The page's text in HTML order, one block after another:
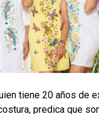
tiene 20 años de
predica que